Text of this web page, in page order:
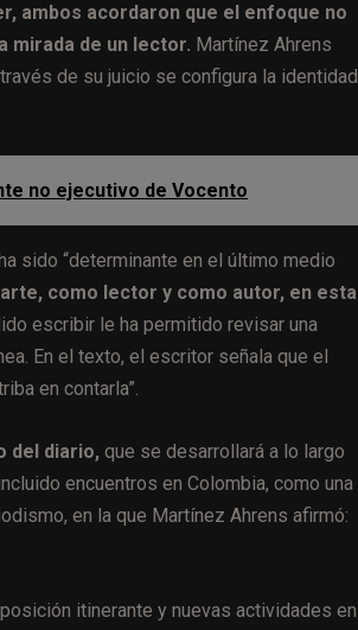
ambos acordaron que el enfoque no
mirada de un lector. Martínez Ahrens
de su juicio se configura la identidad
no ejecutivo de Vocento
sido “determinante en el último medio
como lector y como autor, en esta
escribir le ha permitido revisar una
En el texto, el escritor señala que el
en contarla”.
del diario, que se desarrollará a lo largo
encuentros en Colombia, como una
en la que Martínez Ahrens afirmó:
itinerante y nuevas actividades en